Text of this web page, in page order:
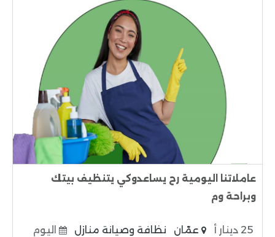
عاملاتنا اليومية رح يساعدوكي يتنظيف بيتك
وبراحة وم
25 دينار أ عمّان نظافة وصيانة منازل اليوم